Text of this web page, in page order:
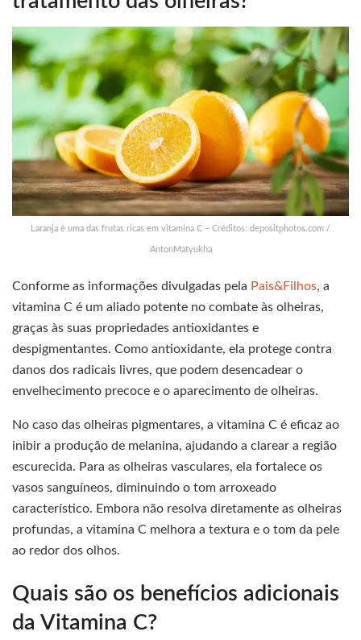
Laranja é uma das frutas ricas em vitamina C – Créditos: depositphotos.com /
AntonMatyukha
Conforme as informações divulgadas pela Pais&Filhos, a
vitamina C é um aliado potente no combate às olheiras,
graças às suas propriedades antioxidantes e
despigmentantes. Como antioxidante, ela protege contra
danos dos radicais livres, que podem desencadear o
envelhecimento precoce e o aparecimento de olheiras.
No caso das olheiras pigmentares, a vitamina C é eficaz ao
inibir a produção de melanina, ajudando a clarear a região
escurecida. Para as olheiras vasculares, ela fortalece os
vasos sanguíneos, diminuindo o tom arroxeado
característico. Embora não resolva diretamente as olheiras
profundas, a vitamina C melhora a textura e o tom da pele
ao redor dos olhos.
Quais são os benefícios adicionais
da Vitamina C?